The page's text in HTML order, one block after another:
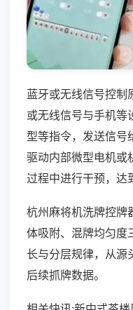
蓝牙或无线信号控制
或无线信号与手机等
型等指令，发送信号
驱动内部微型电机或
过程中进行干预，达
杭州麻将机洗牌控牌
体吸附、混牌均匀度
长与分层规律，从源
后续抓牌数据。